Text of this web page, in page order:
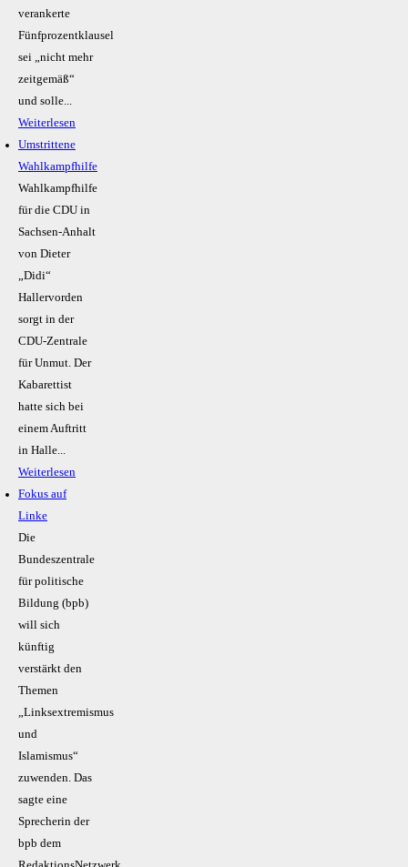
verankerte
Fünfprozentklausel
sei „nicht mehr
zeitgemäß“
und solle...
Weiterlesen
Umstrittene
Wahlkampfhilfe
Wahlkampfhilfe
für die CDU in
Sachsen-Anhalt
von Dieter
„Didi“
Hallervorden
sorgt in der
CDU-Zentrale
für Unmut. Der
Kabarettist
hatte sich bei
einem Auftritt
in Halle...
Weiterlesen
Fokus auf
Linke
Die
Bundeszentrale
für politische
Bildung (bpb)
will sich
künftig
verstärkt den
Themen
„Linksextremismus
und
Islamismus“
zuwenden. Das
sagte eine
Sprecherin der
bpb dem